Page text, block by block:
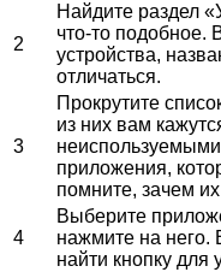
2
Найдите раздел
что-то подобное.
устройства,
отличаться.
3
Прокрутите
из них вам
приложения,
помните, зачем
4
Выберите
нажмите на
найти кнопку для